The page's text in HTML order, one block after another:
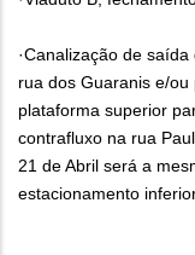
·Canalização de
rua dos Guaranis e/
plataforma superior
contrafluxo na rua
21 de Abril será a
estacionamento